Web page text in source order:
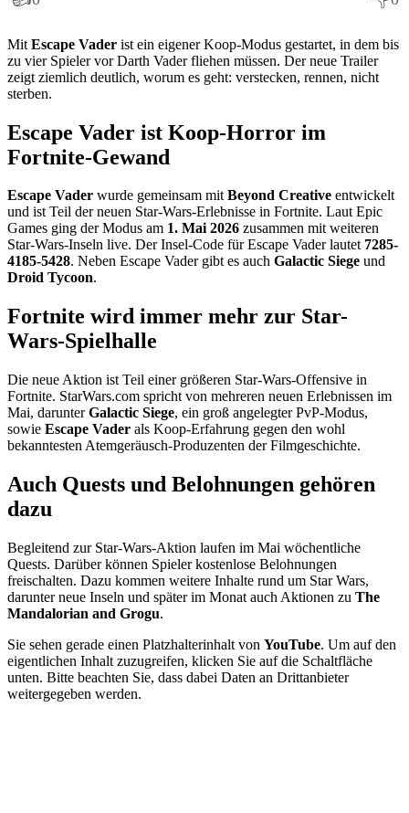
Mit Escape Vader ist ein eigener Koop-Modus gestartet, in dem bis
zu vier Spieler vor Darth Vader fliehen müssen. Der neue Trailer
zeigt ziemlich deutlich, worum es geht: verstecken, rennen, nicht
sterben.
Escape Vader ist Koop-Horror im
Fortnite-Gewand
Escape Vader wurde gemeinsam mitBeyond Creative entwickelt
und ist Teil der neuen Star-Wars-Erlebnisse in Fortnite. Laut Epic
Games ging der Modus am 1. Mai 2026 zusammen mit weiteren
Star-Wars-Inseln live. Der Insel-Code für Escape Vader lautet 7285-
4185-5428. Neben Escape Vader gibt es auch Galactic Siege und
Droid Tycoon.
Fortnite wird immer mehr zur Star-
Wars-Spielhalle
Die neue Aktion ist Teil einer größeren Star-Wars-Offensive in
Fortnite. StarWars.com spricht von mehreren neuen Erlebnissen im
Mai, darunterGalactic Siege, ein groß angelegter PvP-Modus,
sowie Escape Vader als Koop-Erfahrung gegen den wohl
bekanntesten Atemgeräusch-Produzenten der Filmgeschichte.
Auch Quests und Belohnungen gehören
dazu
Begleitend zur Star-Wars-Aktion laufen im Mai wöchentliche
Quests. Darüber können Spieler kostenlose Belohnungen
freischalten. Dazu kommen weitere Inhalte rund um Star Wars,
darunter neue Inseln und später im Monat auch Aktionen zu The
Mandalorian and Grogu.
Sie sehen gerade einen Platzhalterinhalt von YouTube. Um auf den
eigentlichen Inhalt zuzugreifen, klicken Sie auf die Schaltfläche
unten. Bitte beachten Sie, dass dabei Daten an Drittanbieter
weitergegeben werden.